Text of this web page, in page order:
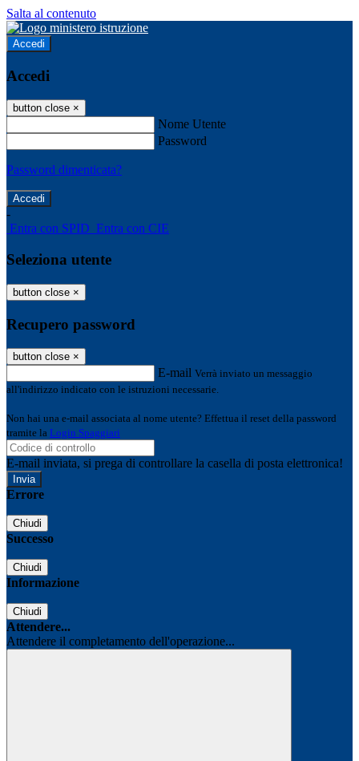
Salta al contenuto
Accedi
Accedi
button close ×
Nome Utente
Password
Password dimenticata?
-
Entra con SPID Entra con CIE
Seleziona utente
button close ×
Recupero password
button close ×
E-mail Verrà inviato un messaggio
all'indirizzo indicato con le istruzioni necessarie.
Non hai una e-mail associata al nome utente? Effettua il reset della password
tramite la Login Spaggiari
E-mail inviata, si prega di controllare la casella di posta elettronica!
Errore
Chiudi
Successo
Chiudi
Informazione
Chiudi
Attendere...
Attendere il completamento dell'operazione...